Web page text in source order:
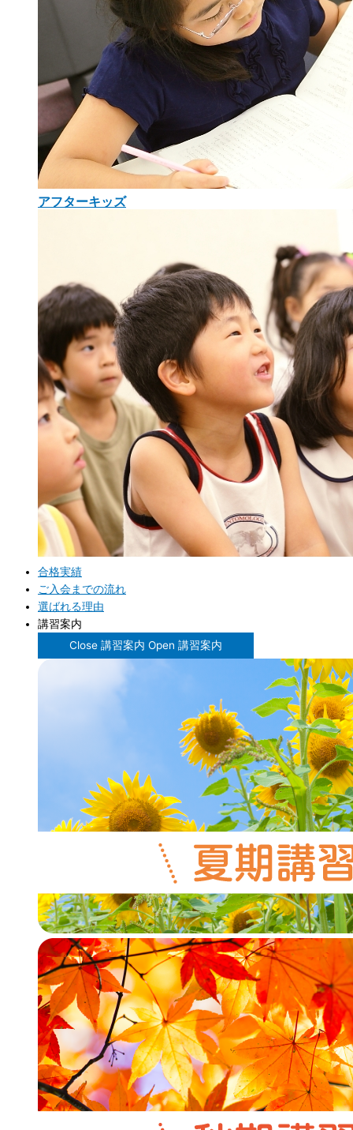
アフターキッズ
合格実績
ご入会までの流れ
選ばれる理由
講習案内
Close 講習案内 Open 講習案内